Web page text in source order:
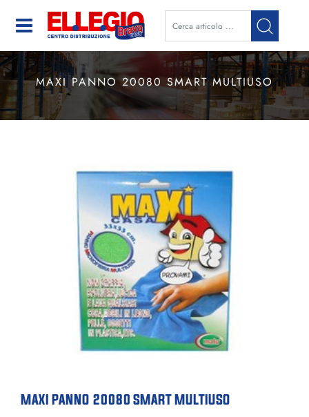
Open
MAXI PANNO 20080 SMART MULTIUSO
MAXI PANNO 20080 SMART MULTIUSO